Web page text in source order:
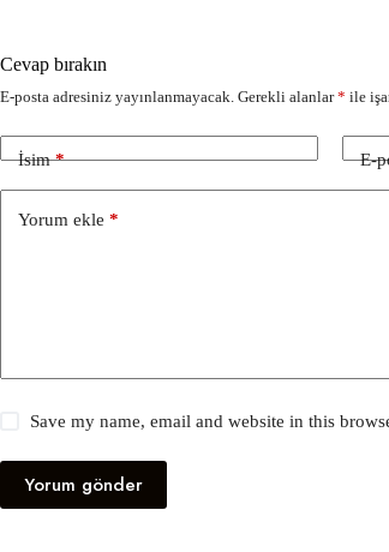
Cevap bırakın
E-posta adresiniz yayınlanmayacak. Gerekli alanlar* ile
İsim* E-
Yorum ekle *
Save my name, email and website in this
Yorum gönder